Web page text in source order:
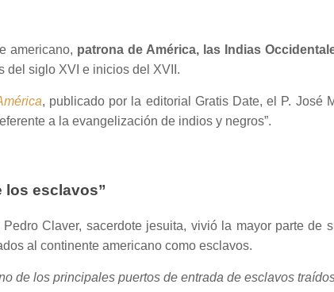
americano, patrona de América, las Indias
del siglo XVI e inicios del XVII.
, publicado por la editorial Gratis Date, el P. José
a la evangelización de indios y negros”.
los esclavos”
Claver, sacerdote jesuita, vivió la mayor parte de
al continente americano como esclavos.
de los principales puertos de entrada de esclavos